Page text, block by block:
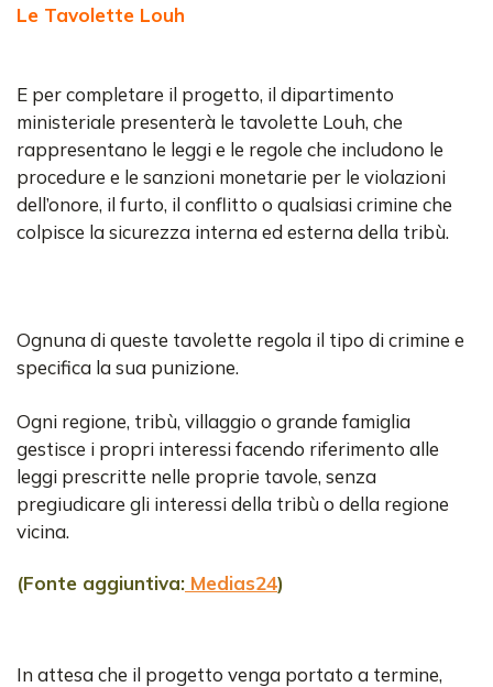
Le Tavolette Louh
E per completare il progetto, il dipartimento
ministeriale presenterà le tavolette Louh, che
rappresentano le leggi e le regole che includono le
procedure e le sanzioni monetarie per le violazioni
dell’onore, il furto, il conflitto o qualsiasi crimine che
colpisce la sicurezza interna ed esterna della tribù.
Ognuna di queste tavolette regola il tipo di crimine e
specifica la sua punizione.
Ogni regione, tribù, villaggio o grande famiglia
gestisce i propri interessi facendo riferimento alle
leggi prescritte nelle proprie tavole, senza
pregiudicare gli interessi della tribù o della regione
vicina.
(Fonte aggiuntiva: Medias24)
In attesa che il progetto venga portato a termine,